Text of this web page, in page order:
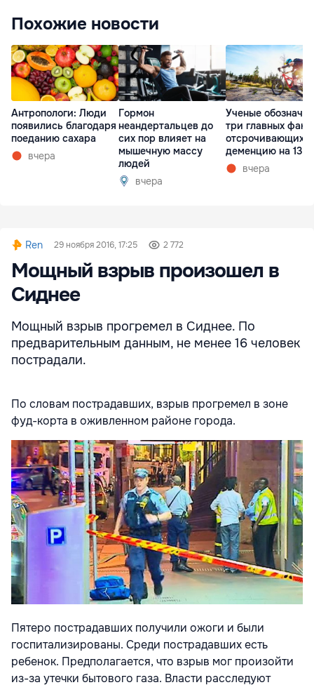
Похожие новости
Антропологи: Люди
появились благодаря
поеданию сахара
вчера
Гормон
неандертальцев до
сих пор влияет на
мышечную массу
людей
вчера
Ученые
три главных
отсрочивающих
деменцию на 13
вчера
Ren 29 ноября 2016, 17:25 2 772
Мощный взрыв произошел в
Сиднее
Мощный взрыв прогремел в Сиднее. По
предварительным данным, не менее 16 человек
пострадали.
По словам пострадавших, взрыв прогремел в зоне
фуд-корта в оживленном районе города.
Пятеро пострадавших получили ожоги и были
госпитализированы. Среди пострадавших есть
ребенок. Предполагается, что взрыв мог произойти
из-за утечки бытового газа. Власти расследуют